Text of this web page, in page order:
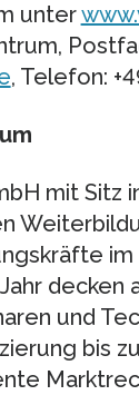
unter
, Telefon:
mit Sitz
decken
und
bis